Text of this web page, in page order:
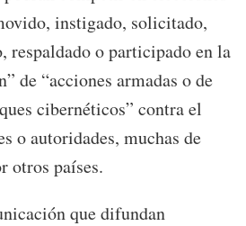
instigado, solicitado,
respaldado o participado en la
de “acciones armadas o de
cibernéticos” contra el
o autoridades, muchas de
otros países.
que difundan